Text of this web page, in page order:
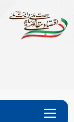
Open